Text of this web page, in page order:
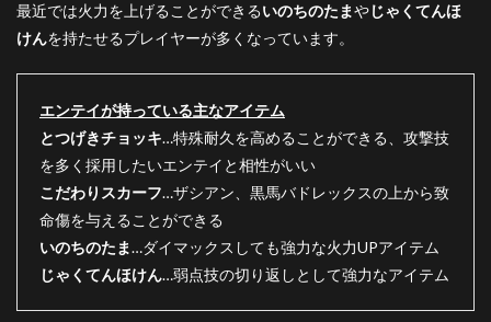
最近では火力を上げることができるいのちのたまやじゃくてんほ
けんを持たせるプレイヤーが多くなっています。
エンテイが持っている主なアイテム
とつげきチョッキ…特殊耐久を高めることができる、攻撃技
を多く採用したいエンテイと相性がいい
こだわりスカーフ…ザシアン、黒馬バドレックスの上から致
命傷を与えることができる
いのちのたま…ダイマックスしても強力な火力UPアイテム
じゃくてんほけん…弱点技の切り返しとして強力なアイテム